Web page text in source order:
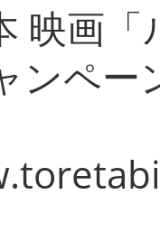
映画
ンペー